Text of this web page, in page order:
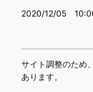
2020/12/05
サイト調整のため
あります。